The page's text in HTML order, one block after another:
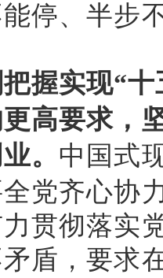
停、半步
实现“十
高要求，
。 中国式
党齐心协
贯彻落实
盾，要求